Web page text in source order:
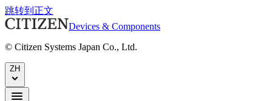
跳转到正文
Devices & Components
© Citizen Systems Japan Co., Ltd.
ZH